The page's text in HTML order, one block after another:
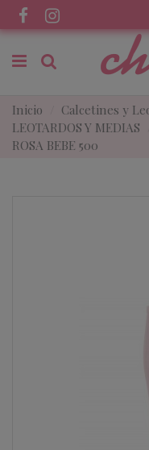
Inicio
Calcetines y
LEOTARDOS Y MEDIAS
ROSA BEBE 500